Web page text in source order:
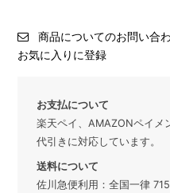
商品についてのお問い合
お気に入りに登録
お支払について
楽天ペイ、AMAZONペイメ
代引きに対応しています。
送料について
佐川急便利用：全国一律